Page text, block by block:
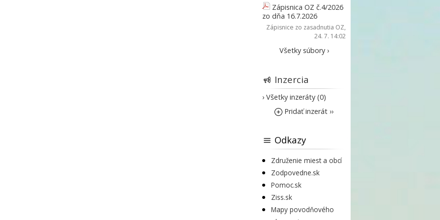
Zápisnica OZ č.4/2026
zo dňa 16.7.2026
Zápisnice zo zasadnutia OZ,
24. 7. 14:02
Všetky súbory ›
Inzercia
› Všetky inzeráty (0)
Pridať inzerát ››
Odkazy
Združenie miest a obcí
Zodpovedne.sk
Pomoc.sk
Ziss.sk
Mapy povodňového